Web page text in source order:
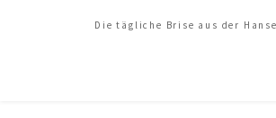
Die tägliche Brise aus der